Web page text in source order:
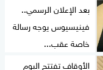
بعد الإعلان الرسمي..
فينيسيوس يوجه رسالة
خاصة عقب...
الأوقاف تفتتح اليوم